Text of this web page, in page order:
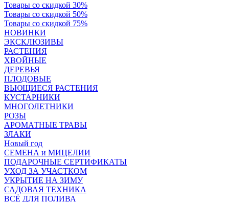
Товары со скидкой 30%
Товары со скидкой 50%
Товары со скидкой 75%
НОВИНКИ
ЭКСКЛЮЗИВЫ
РАСТЕНИЯ
ХВОЙНЫЕ
ДЕРЕВЬЯ
ПЛОДОВЫЕ
ВЬЮЩИЕСЯ РАСТЕНИЯ
КУСТАРНИКИ
МНОГОЛЕТНИКИ
РОЗЫ
АРОМАТНЫЕ ТРАВЫ
ЗЛАКИ
Новый год
СЕМЕНА и МИЦЕЛИИ
ПОДАРОЧНЫЕ СЕРТИФИКАТЫ
УХОД ЗА УЧАСТКОМ
УКРЫТИЕ НА ЗИМУ
САДОВАЯ ТЕХНИКА
ВСЁ ДЛЯ ПОЛИВА